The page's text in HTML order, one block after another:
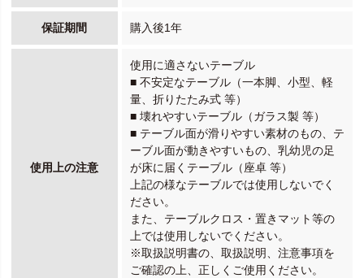
保証期間 購入後1年
使用上の注意
使用に適さないテーブル
■ 不安定なテーブル（一本脚、小型、軽
量、折りたたみ式 等）
■ 壊れやすいテーブル（ガラス製 等）
■ テーブル面が滑りやすい素材のもの、テ
ーブル面が動きやすいもの、乳幼児の足
が床に届くテーブル（座卓 等）
上記の様なテーブルでは使用しないでく
ださい。
また、テーブルクロス・置きマット等の
上では使用しないでください。
※取扱説明書の、取扱説明、注意事項を
ご確認の上、正しくご使用ください。